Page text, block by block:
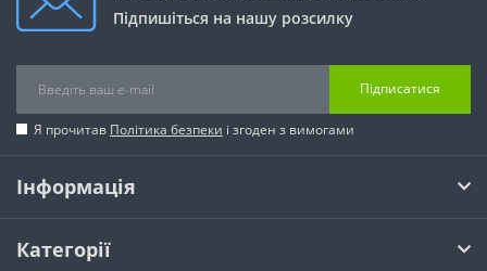
Підпишіться на нашу розсилку
Підписатися
Я прочитав Політика безпеки і згоден з вимогами
Інформація
Категорії